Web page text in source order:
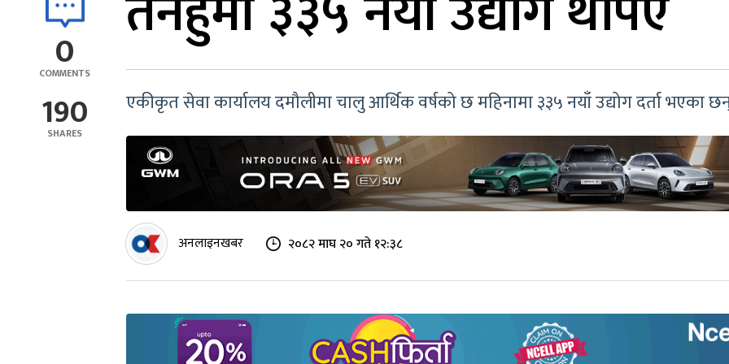
0
COMMENTS
190
SHARES
एकीकृत सेवा कार्यालय दमौलीमा चालु आर्थिक वर्षको छ महिनामा ३३५ नयाँ उद्योग दर्ता भएका
अनलाइनखबर २०८२ माघ २० गते १२:३८